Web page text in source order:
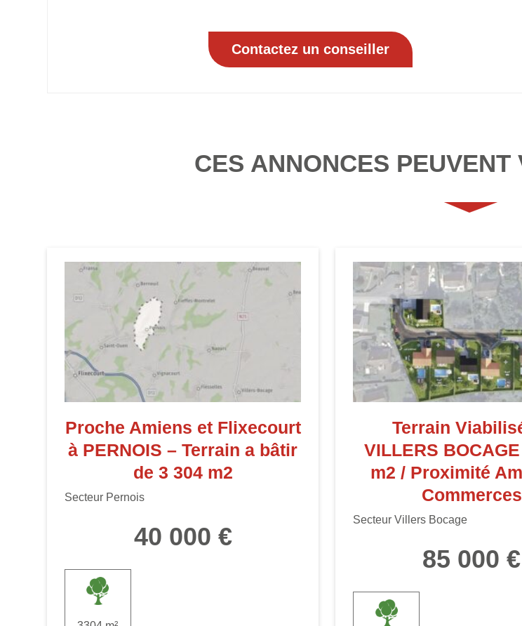
CES ANNONCES PEUVENT
Proche Amiens et Flixecourt
à PERNOIS – Terrain a bâtir
de 3 304 m2
Secteur Pernois
40 000 €
Terrain
VILLERS
m2 / Proximité
Commerces
Secteur Villers Bocage
85 000 €